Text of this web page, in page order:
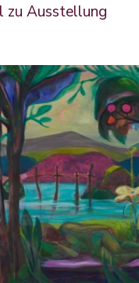
zu Ausstellung